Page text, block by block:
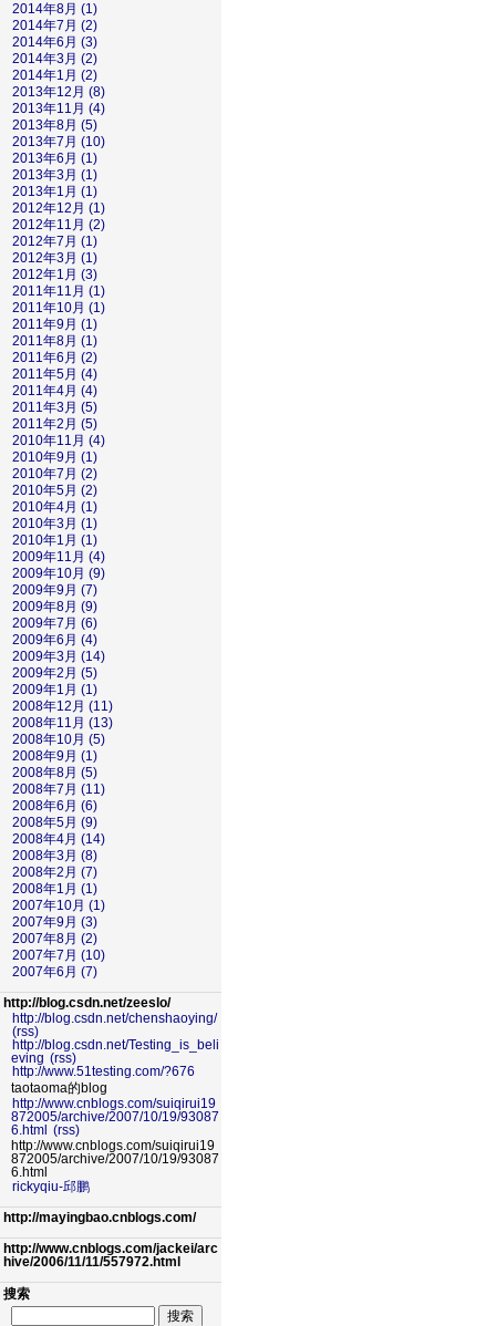
2014年8月 (1)
2014年7月 (2)
2014年6月 (3)
2014年3月 (2)
2014年1月 (2)
2013年12月 (8)
2013年11月 (4)
2013年8月 (5)
2013年7月 (10)
2013年6月 (1)
2013年3月 (1)
2013年1月 (1)
2012年12月 (1)
2012年11月 (2)
2012年7月 (1)
2012年3月 (1)
2012年1月 (3)
2011年11月 (1)
2011年10月 (1)
2011年9月 (1)
2011年8月 (1)
2011年6月 (2)
2011年5月 (4)
2011年4月 (4)
2011年3月 (5)
2011年2月 (5)
2010年11月 (4)
2010年9月 (1)
2010年7月 (2)
2010年5月 (2)
2010年4月 (1)
2010年3月 (1)
2010年1月 (1)
2009年11月 (4)
2009年10月 (9)
2009年9月 (7)
2009年8月 (9)
2009年7月 (6)
2009年6月 (4)
2009年3月 (14)
2009年2月 (5)
2009年1月 (1)
2008年12月 (11)
2008年11月 (13)
2008年10月 (5)
2008年9月 (1)
2008年8月 (5)
2008年7月 (11)
2008年6月 (6)
2008年5月 (9)
2008年4月 (14)
2008年3月 (8)
2008年2月 (7)
2008年1月 (1)
2007年10月 (1)
2007年9月 (3)
2007年8月 (2)
2007年7月 (10)
2007年6月 (7)
http://blog.csdn.net/zeeslo/
http://blog.csdn.net/chenshaoying/
(rss)
http://blog.csdn.net/Testing_is_beli
eving (rss)
http://www.51testing.com/?676
taotaoma的blog
http://www.cnblogs.com/suiqirui19
872005/archive/2007/10/19/93087
6.html
(rss)
http://www.cnblogs.com/suiqirui19
872005/archive/2007/10/19/93087
6.html
rickyqiu-邱鹏
http://mayingbao.cnblogs.com/
http://www.cnblogs.com/jackei/arc
hive/2006/11/11/557972.html
搜索